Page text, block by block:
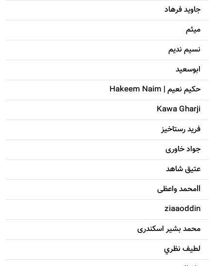
جاويد فرهاد
میثم
نسیم ندیم
ابوسعيد
حکيم نعيم | Hakeem Naim
Kawa Gharji
فرید رستاخیز
جواد خاوری
عتیق شاهد
llمحمد واعظی
ziaaoddin
محمد بشیر اسکندری
لطيف نظري